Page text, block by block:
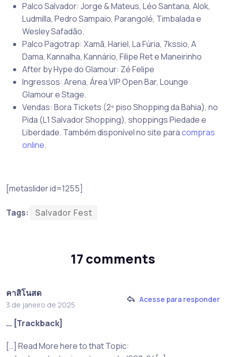
Palco Salvador: Jorge & Mateus, Léo Santana, Alok,
Ludmilla, Pedro Sampaio, Parangolé, Timbalada e
Wesley Safadão.
Palco Pagotrap: Xamã, Hariel, La Fúria, 7kssio, A
Dama, Kannalha, Kannário, Filipe Ret e Maneirinho
After by Hype do Glamour: Zé Felipe
Ingressos: Arena, Área VIP Open Bar, Lounge
Glamour e Stage.
Vendas: Bora Tickets (2º piso Shopping da Bahia), no
Pida (L1 Salvador Shopping), shoppings Piedade e
Liberdade. Também disponível no site paracompras
online.
[metaslider id=1255]
Tags: Salvador Fest
17 comments
คาสิโนสด
3 de janeiro de 2025
Acesse para responder
… [Trackback]
[…] Read More here to that Topic: